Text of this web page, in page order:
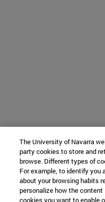
The University of Navarra
party cookies to store and
browse. Different types of
For example, to identify you
about your browsing habits
personalize how the
cookies you want to enable